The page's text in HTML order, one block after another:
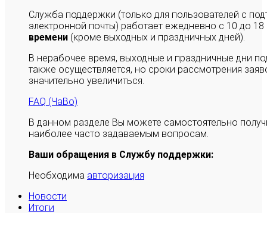
Служба поддержки (только для пользователей с
электронной почты) работает ежедневно с 10 до
времени (кроме выходных и праздничных дней).
В нерабочее время, выходные и праздничные дни
также осуществляется, но сроки рассмотрения
значительно увеличиться.
FAQ (ЧаВо)
В данном разделе Вы можете самостоятельно
наиболее часто задаваемым вопросам.
Ваши обращения в Службу поддержки:
Необходима авторизация
Новости
Итоги